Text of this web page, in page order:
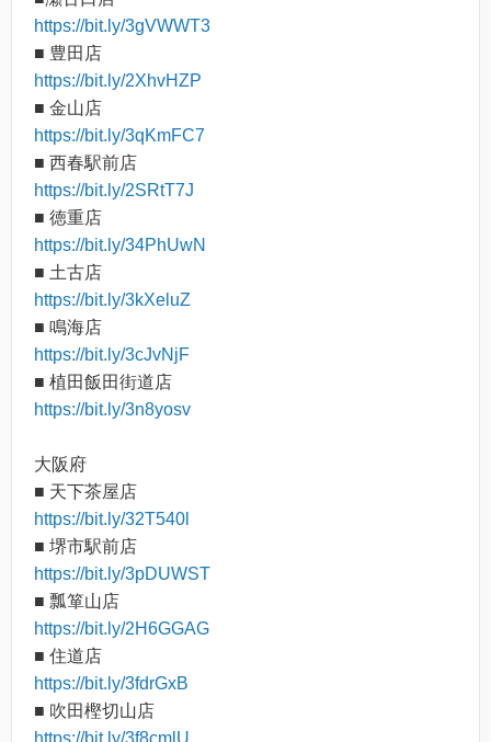
https://bit.ly/3gVWWT3
■ 豊田店
https://bit.ly/2XhvHZP
■ 金山店
https://bit.ly/3qKmFC7
■ 西春駅前店
https://bit.ly/2SRtT7J
■ 徳重店
https://bit.ly/34PhUwN
■ 土古店
https://bit.ly/3kXeluZ
■ 鳴海店
https://bit.ly/3cJvNjF
■ 植田飯田街道店
https://bit.ly/3n8yosv
大阪府
■ 天下茶屋店
https://bit.ly/32T540l
■ 堺市駅前店
https://bit.ly/3pDUWST
■ 瓢箪山店
https://bit.ly/2H6GGAG
■ 住道店
https://bit.ly/3fdrGxB
■ 吹田樫切山店